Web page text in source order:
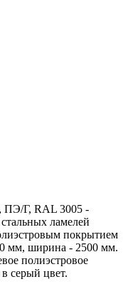
ПЭ/Г, RAL 3005 -
ламелей
покрытием
мм, ширина - 2500 мм.
полиэстровое
серый цвет.